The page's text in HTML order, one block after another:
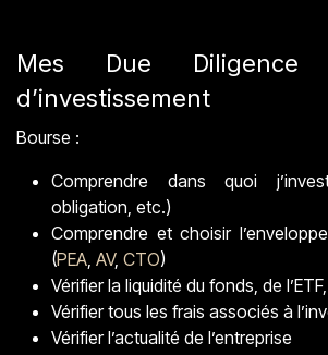
Mes Due
d’investissement
Bourse :
Comprendre dans quoi
obligation, etc.)
Comprendre et choisir
(PEA, AV, CTO)
Vérifier la liquidité du fonds, de
Vérifier tous les frais associés à
Vérifier l’actualité de l’entreprise